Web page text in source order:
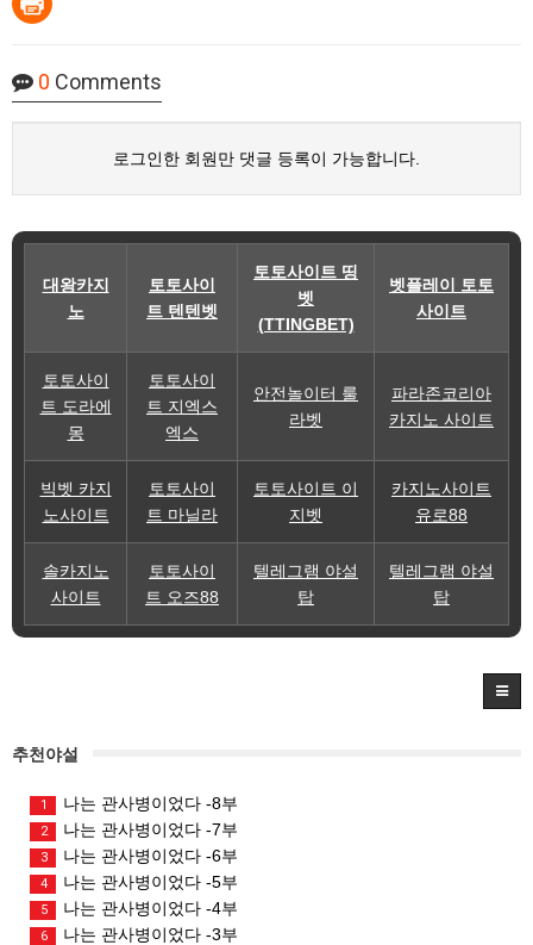
0 Comments
로그인한 회원만 댓글 등록이 가능합니다.
대왕카지
노
토토사이
트 텐텐벳
토토사이트 띵
벳
(TTINGBET)
벳플레이 토토
사이트
토토사이
트 도라에
몽
토토사이
트 지엑스
엑스
안전놀이터 룰
라벳
파라존코리아
카지노 사이트
빅벳 카지
노사이트
토토사이
트 마닐라
토토사이트 이
지벳
카지노사이트
유로88
솔카지노
사이트
토토사이
트 오즈88
텔레그램 야설
탑
텔레그램 야설
탑
추천야설
1 나는 관사병이었다 -8부
2 나는 관사병이었다 -7부
3 나는 관사병이었다 -6부
4 나는 관사병이었다 -5부
5 나는 관사병이었다 -4부
6 나는 관사병이었다 -3부